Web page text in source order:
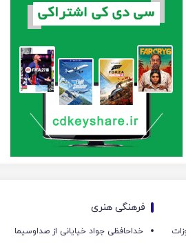
فرهنگی هنری
خداحافظی جواد خیایانی از صداوسیما